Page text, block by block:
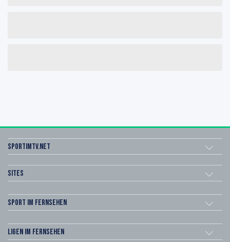
sportimtv.net
Sites
Sport im Fernsehen
Ligen im Fernsehen